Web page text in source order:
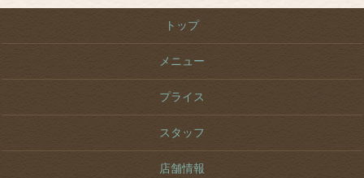
トップ
メニュー
プライス
スタッフ
店舗情報